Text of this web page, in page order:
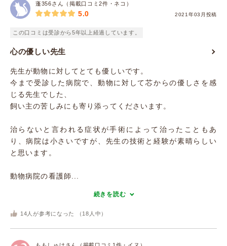
蓬356さん（掲載口コミ2件・ネコ）
2021年03月投稿
5.0
この口コミは受診から5年以上経過しています。
心の優しい先生
先生が動物に対してとても優しいです。
今まで受診した病院で、動物に対して芯からの優しさを感
じる先生でした、
飼い主の苦しみにも寄り添ってくださいます。
治らないと言われる症状が手術によって治ったこともあ
り、病院は小さいですが、先生の技術と経験が素晴らしい
と思います。
動物病院の看護師...
続きを読む
14 人が参考になった （ 18 人中）